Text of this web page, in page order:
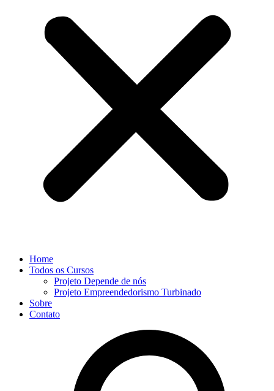
Home
Todos os Cursos
Projeto Depende de nós
Projeto Empreendedorismo Turbinado
Sobre
Contato